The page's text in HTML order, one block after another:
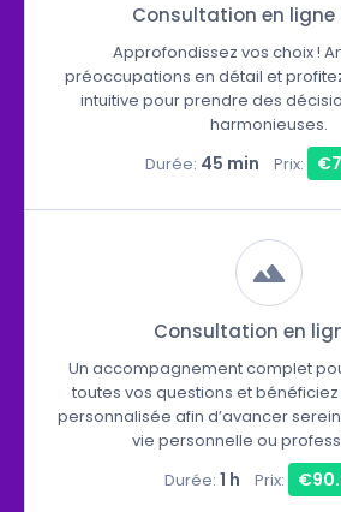
Consultation en ligne
Approfondissez vos choix !
préoccupations en détail et
intuitive pour prendre des
harmonieuses.
Durée: 45 min Prix:
Consultation en
Un accompagnement complet
toutes vos questions et
personnalisée afin d’avancer
vie personnelle ou
Durée: 1 h Prix: